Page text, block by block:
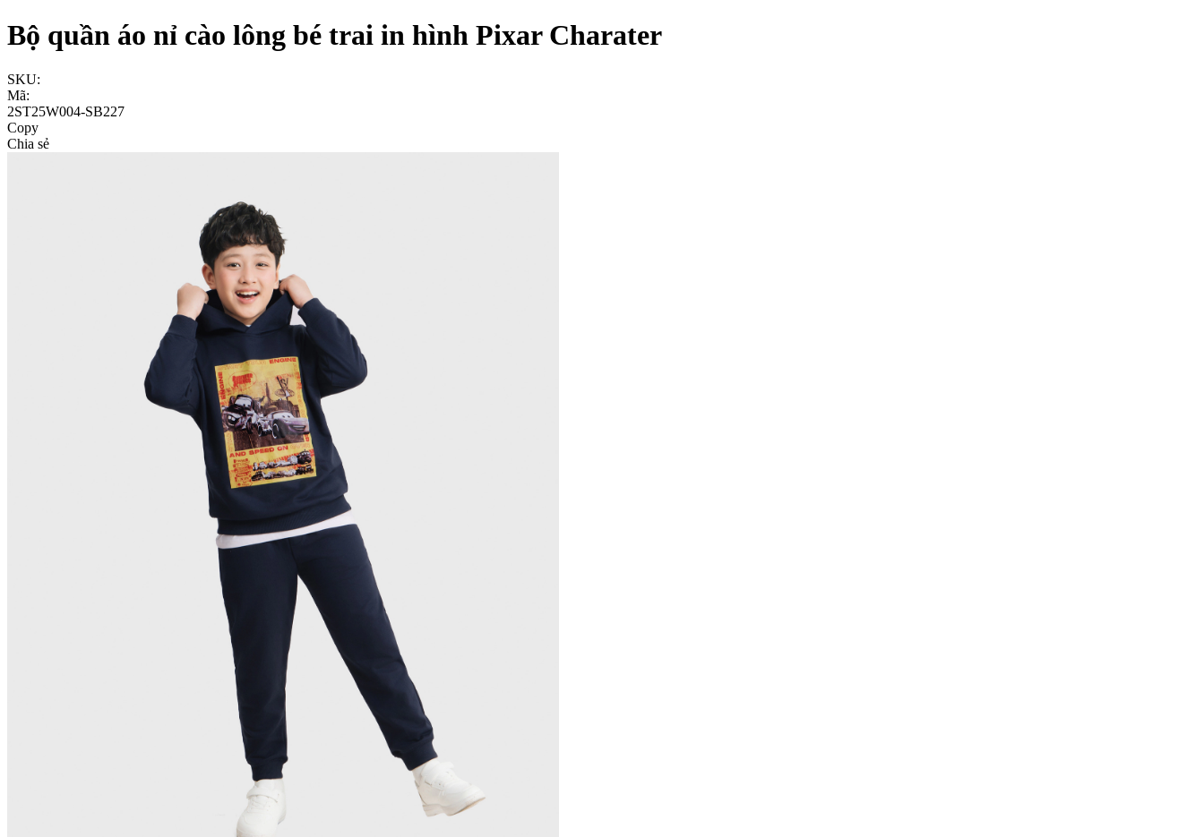
Bộ quần áo nỉ cào lông bé trai in hình Pixar Charater
SKU:
Mã:
2ST25W004-SB227
Copy
Chia sẻ